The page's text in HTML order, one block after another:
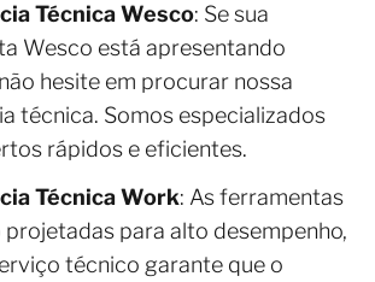
Técnica Wesco: Se sua
Wesco está apresentando
hesite em procurar nossa
técnica. Somos especializados
rápidos e eficientes.
Técnica Work: As ferramentas
projetadas para alto desempenho,
técnico garante que o